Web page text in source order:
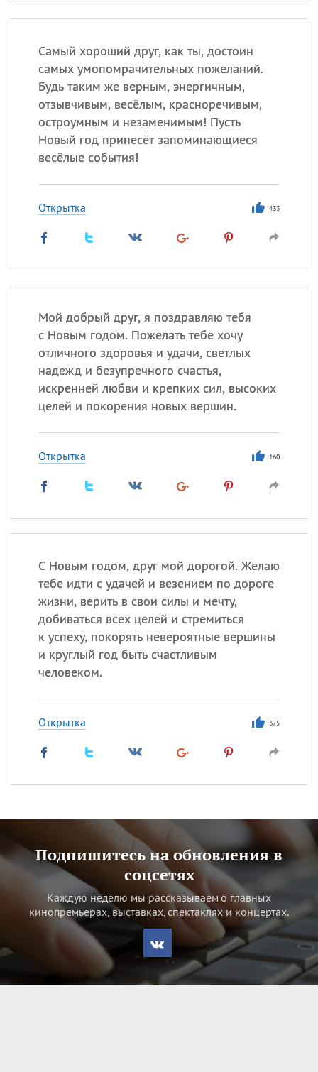
Самый хороший друг, как ты, достоин
самых умопомрачительных пожеланий.
Будь таким же верным, энергичным,
отзывчивым, весёлым, красноречивым,
остроумным и незаменимым! Пусть
Новый год принесёт запоминающиеся
весёлые события!
Открытка 433
Мой добрый друг, я поздравляю тебя
с Новым годом. Пожелать тебе хочу
отличного здоровья и удачи, светлых
надежд и безупречного счастья,
искренней любви и крепких сил, высоких
целей и покорения новых вершин.
Открытка 160
С Новым годом, друг мой дорогой. Желаю
тебе идти с удачей и везением по дороге
жизни, верить в свои силы и мечту,
добиваться всех целей и стремиться
к успеху, покорять невероятные вершины
и круглый год быть счастливым
человеком.
Открытка 375
Подпишитесь на обновления в
соцсетях
Каждую неделю мы рассказываем о главных
кинопремьерах, выставках, спектаклях и концертах.